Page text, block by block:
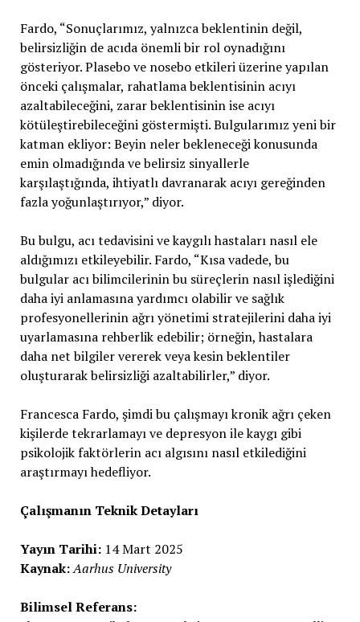
Fardo, “Sonuçlarımız, yalnızca beklentinin değil,
belirsizliğin de acıda önemli bir rol oynadığını
gösteriyor. Plasebo ve nosebo etkileri üzerine yapılan
önceki çalışmalar, rahatlama beklentisinin acıyı
azaltabileceğini, zarar beklentisinin ise acıyı
kötüleştirebileceğini göstermişti. Bulgularımız yeni bir
katman ekliyor: Beyin neler bekleneceği konusunda
emin olmadığında ve belirsiz sinyallerle
karşılaştığında, ihtiyatlı davranarak acıyı gereğinden
fazla yoğunlaştırıyor,” diyor.
Bu bulgu, acı tedavisini ve kaygılı hastaları nasıl ele
aldığımızı etkileyebilir. Fardo, “Kısa vadede, bu
bulgular acı bilimcilerinin bu süreçlerin nasıl işlediğini
daha iyi anlamasına yardımcı olabilir ve sağlık
profesyonellerinin ağrı yönetimi stratejilerini daha iyi
uyarlamasına rehberlik edebilir; örneğin, hastalara
daha net bilgiler vererek veya kesin beklentiler
oluşturarak belirsizliği azaltabilirler,” diyor.
Francesca Fardo, şimdi bu çalışmayı kronik ağrı çeken
kişilerde tekrarlamayı ve depresyon ile kaygı gibi
psikolojik faktörlerin acı algısını nasıl etkilediğini
araştırmayı hedefliyor.
Çalışmanın Teknik Detayları
Yayın Tarihi:14 Mart 2025
Kaynak:Aarhus University
Bilimsel Referans: